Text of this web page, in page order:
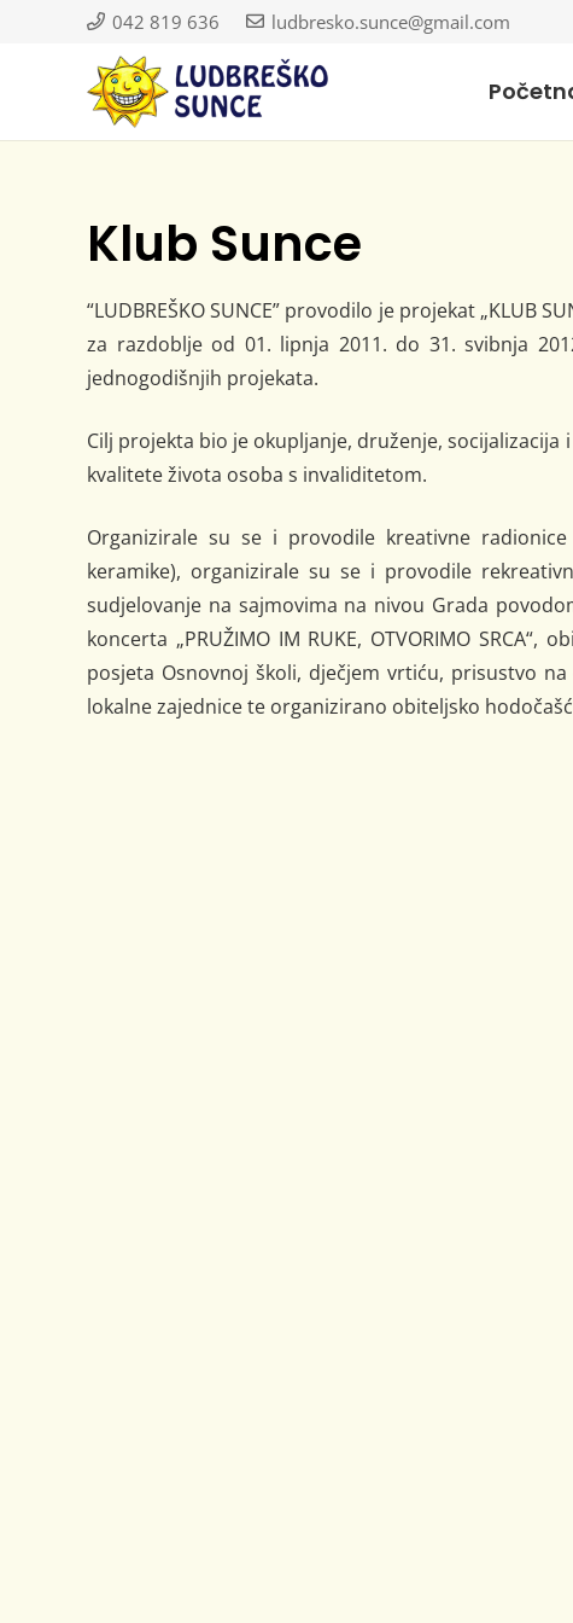
042 819 636 ludbresko.sunce@gmail.com
Klub Sunce
“LUDBREŠKO SUNCE” provodilo je projekat „KLUB
za razdoblje od 01. lipnja 2011. do 31. svibnja
jednogodišnjih projekata.
Cilj projekta bio je okupljanje, druženje,
kvalitete života osoba s invaliditetom.
Organizirale su se i provodile kreativne
keramike), organizirale su se i provodile
sudjelovanje na sajmovima na nivou Grada
koncerta „PRUŽIMO IM RUKE, OTVORIMO
posjeta Osnovnoj školi, dječjem vrtiću, prisustvo
lokalne zajednice te organizirano obiteljsko